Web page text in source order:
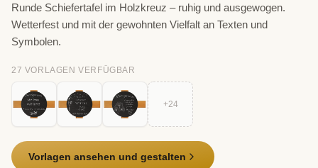
Runde Schiefertafel im Holzkreuz – ruhig und ausgewogen.
Wetterfest und mit der gewohnten Vielfalt an Texten und
Symbolen.
27 VORLAGE N VERFÜGBAR
+24
Vorlagen ansehen und gestalten